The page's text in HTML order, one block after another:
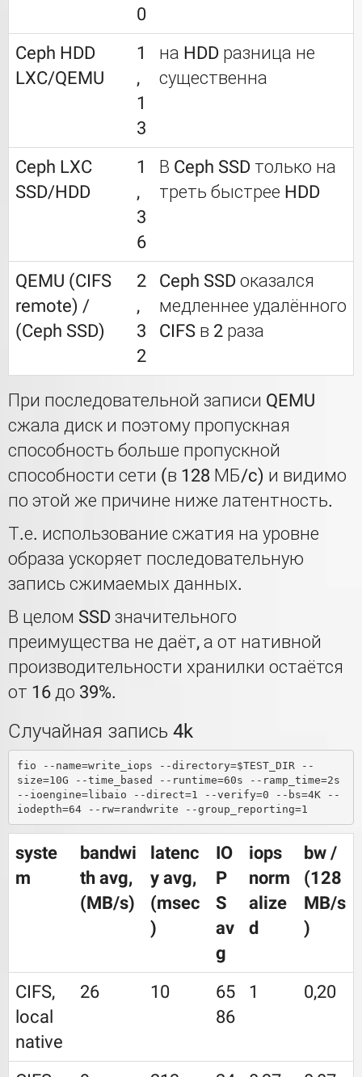
0
Ceph HDD
LXC/QEMU
1
,
1
3
на HDD разница не
существенна
Ceph LXC
SSD/HDD
1
,
3
6
В Ceph SSD только на
треть быстрее HDD
QEMU (CIFS
remote) /
(Ceph SSD)
2
,
3
2
Ceph SSD оказался
медленнее удалённого
CIFS в 2 раза
При последовательной записи QEMU
сжала диск и поэтому пропускная
способность больше пропускной
способности сети (в 128 МБ/c) и видимо
по этой же причине ниже латентность.
Т.е. использование сжатия на уровне
образа ускоряет последовательную
запись сжимаемых данных.
В целом SSD значительного
преимущества не даёт, а от нативной
производительности хранилки остаётся
от 16 до 39%.
Случайная запись 4k
fio --name=write_iops --directory=$TEST_DIR --
size=10G --time_based --runtime=60s --ramp_time=2s
--ioengine=libaio --direct=1 --verify=0 --bs=4K --
syste
m
bandwi
th avg,
(MB/s)
latenc
y avg,
(msec
)
IO
P
S
av
g
iops
norm
alize
d
bw /
(128
MB/s
)
CIFS,
local
native
26 10
65
86
1 0,20